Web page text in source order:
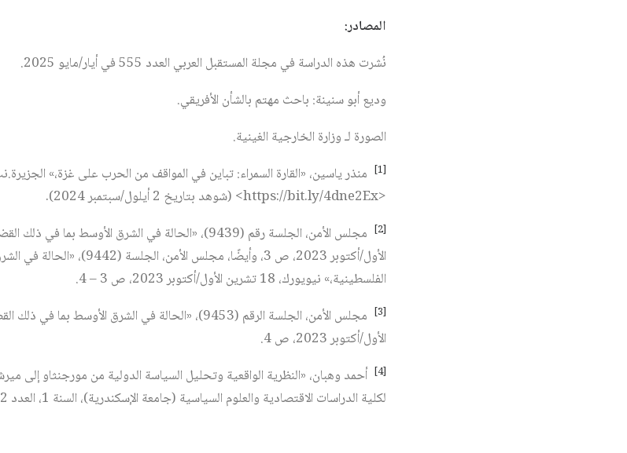
المصادر:
نُشرت هذه الدراسة في مجلة المستقبل العربي العدد 555 في أيار/مايو 2025.
وديع أبو سنينة: باحث مهتم بالشأن الأفريقي.
الصورة لـ وزارة الخارجية الغينية.
[1]
<https://bit.ly/4dne2Ex> (شوهد بتاريخ 2 أيلول/سبتمبر 2024).
[2]
الأول/أكتوبر 2023، ص 3، وأيضًا، مجلس
الفلسطينية،» نيويورك، 18 تشرين الأول/أكتوبر 2023، ص 3 – 4.
[3]
الأول/أكتوبر 2023، ص 4.
[4]
أحمد وهبان، «النظرية الواقعية وتحليل السياسة الدولية من مورجنثاو إلى
لكلية الدراسات الاقتصادية والعلوم السياسية (جامعة الإسكندرية)، السنة 1، العدد 2 (تموز/يوليو 2016)، ص 18 – 19.